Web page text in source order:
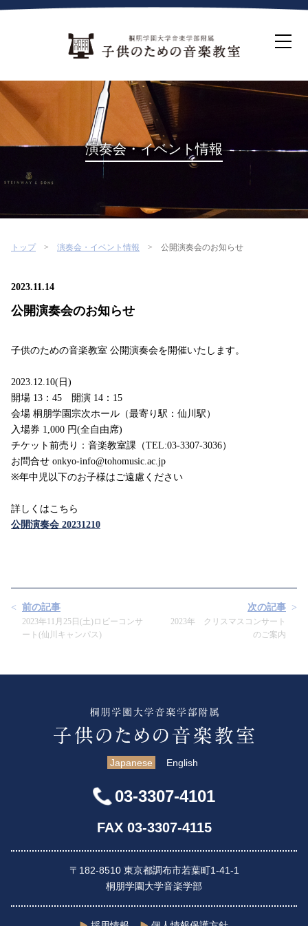
ホーム
生徒募集について
教室案内
コース紹介
概要・沿革
桐朋を選ぶ理由
インタビュー・コラム
よくある質問
演奏会・イベント情報
トップ 演奏会・イベント情報 公開演奏会のお知らせ
2023.11.14
公開演奏会のお知らせ
子供のための音楽教室 公開演奏会を開催いたします。
2023.12.10(日)
開場 13：45 開演 14：15
会場 桐朋学園宗次ホール（最寄り駅：仙川駅）
入場券 1,000 円(全自由席)
チケット前売り：音楽教室課（TEL:03-3307-3036）
お問合せ onkyo-info@tohomusic.ac.jp
※年中児以下のお子様はご遠慮ください
詳しくはこちら
公開演奏会 20231210
前の記事
2023年11月25日(土)ロビーコンサ
ート(仙川キャンパス)
次の記事
2023年 クリスマスコンサート
のご案内
Japanese English
03-3307-4101
FAX 03-3307-4115
〒182-8510 東京都調布市若葉町1-41-1
桐朋学園大学音楽学部